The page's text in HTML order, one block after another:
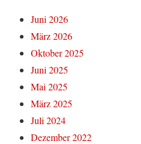
Juni 2026
März 2026
Oktober 2025
Juni 2025
Mai 2025
März 2025
Juli 2024
Dezember 2022